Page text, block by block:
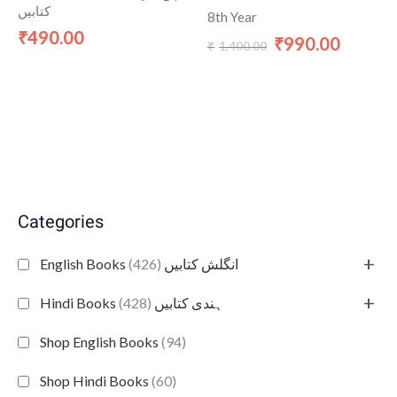
Categories
English Books انگلش کتابیں (426) +
Hindi Books ہندی کتابیں (428) +
Shop English Books (94)
Shop Hindi Books (60)
کتابیں
₹490.00
8th Year
₹ 1,400.00 ₹990.00